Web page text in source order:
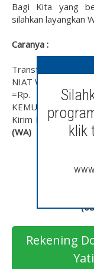
klik
Bagi Kita yang
silahkan layangkan
Caranya :
Transfer Dana
NIAT WAKAF AL-
=Rp. ............
KEMULIAAN
Kirim Ke0813
(WA)
Ketua
(
Rekening